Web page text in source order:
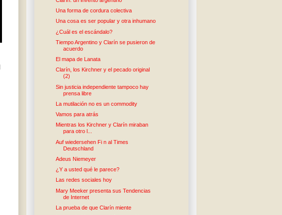
Una forma de cordura colectiva
Una cosa es ser popular y otra inhumano
¿Cuál es el escándalo?
Tiempo Argentino y Clarín se pusieron de
acuerdo
El mapa de Lanata
Clarín, los Kirchner y el pecado original
(2)
Sin justicia independiente tampoco hay
prensa libre
La mutilación no es un commodity
Vamos para atrás
Mientras los Kirchner y Clarín miraban
para otro l...
Auf wiedersehen Fi n al Times
Deutschland
Adeus Niemeyer
¿Y a usted qué le parece?
Las redes sociales hoy
Mary Meeker presenta sus Tendencias
de Internet
La prueba de que Clarín miente